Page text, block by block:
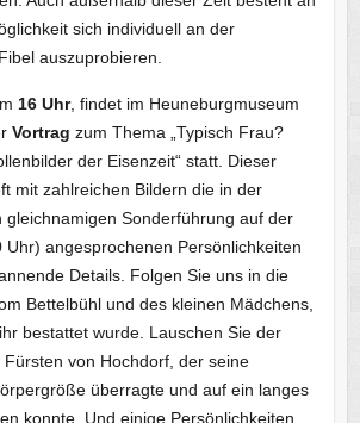
sich individuell an der
auszuprobieren.
16 Uhr, findet im Heuneburgmuseum
Vortrag zum Thema „Typisch Frau?
der Eisenzeit“ statt. Dieser
mit zahlreichen Bildern die in der
gleichnamigen Sonderführung auf der
Uhr) angesprochenen Persönlichkeiten
Details. Folgen Sie uns in die
Bettelbühl und des kleinen Mädchens,
bestattet wurde. Lauschen Sie der
von Hochdorf, der seine
überragte und auf ein langes
konnte. Und einige Persönlichkeiten